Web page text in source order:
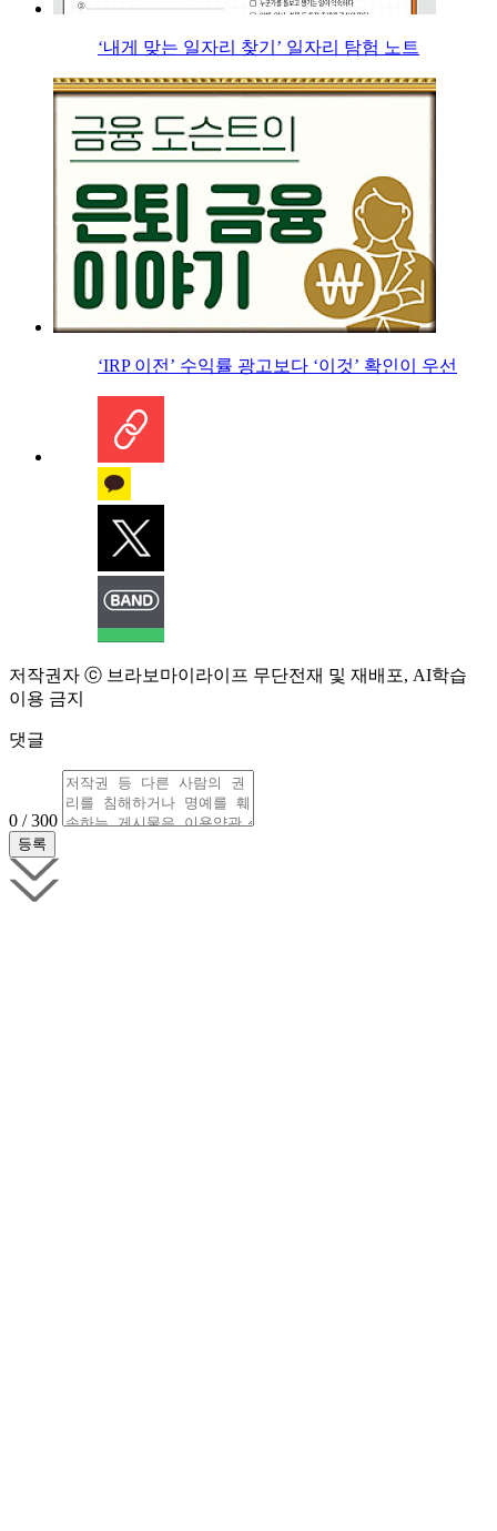
‘내게 맞는 일자리 찾기’ 일자리 탐험 노트
‘IRP 이전’ 수익률 광고보다 ‘이것’ 확인이 우선
저작권자 ⓒ 브라보마이라이프 무단전재 및 재배포, AI학습
이용 금지
댓글
0 / 300